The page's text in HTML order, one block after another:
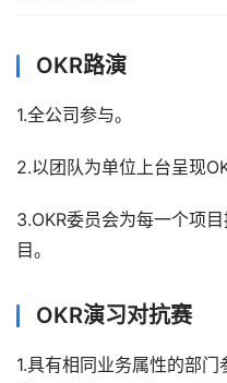
OKR路演
1.全公司参与。
2.以团队为单位上台呈现
3.OKR委员会为每一个项
目。
OKR演习对抗赛
1.具有相同业务属性的部